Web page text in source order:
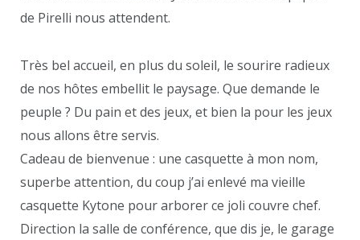
de Pirelli nous attendent.
Très bel accueil, en plus du soleil, le sourire radieux
de nos hôtes embellit le paysage. Que demande le
peuple ? Du pain et des jeux, et bien la pour les jeux
nous allons être servis.
Cadeau de bienvenue : une casquette à mon nom,
superbe attention, du coup j’ai enlevé ma vieille
casquette Kytone pour arborer ce joli couvre chef.
Direction la salle de conférence, que dis je, le garage